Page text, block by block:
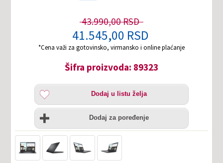
43.990,00 RSD
41.545,00 RSD
*Cena važi za gotovinsko, virmansko i online plaćanje
Šifra proizvoda: 89323
Dodaj
listu
želja
Dodaj u listu želja
Uporedi
Dodaj za poređenje